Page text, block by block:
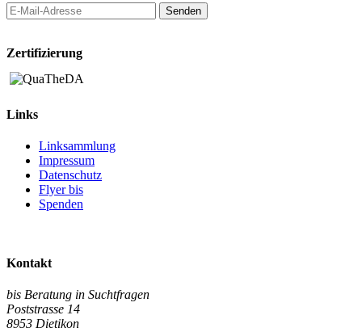
Zertifizierung
Links
Linksammlung
Impressum
Datenschutz
Flyer bis
Spenden
Kontakt
bis Beratung in Suchtfragen
Poststrasse 14
8953 Dietikon